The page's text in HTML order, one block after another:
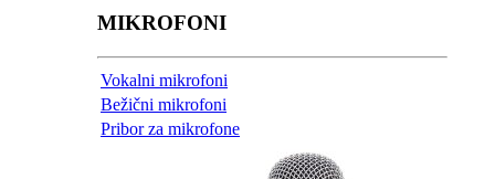
MIKROFONI
Vokalni mikrofoni
Bežični mikrofoni
Pribor za mikrofone